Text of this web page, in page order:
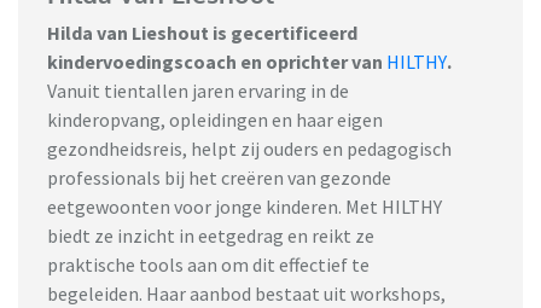
Hilda van Lieshout is gecertificeerd
kindervoedingscoach en oprichter van HILTHY.
Vanuit tientallen jaren ervaring in de
kinderopvang, opleidingen en haar eigen
gezondheidsreis, helpt zij ouders en pedagogisch
professionals bij het creëren van gezonde
eetgewoonten voor jonge kinderen. Met HILTHY
biedt ze inzicht in eetgedrag en reikt ze
praktische tools aan om dit effectief te
begeleiden. Haar aanbod bestaat uit workshops,